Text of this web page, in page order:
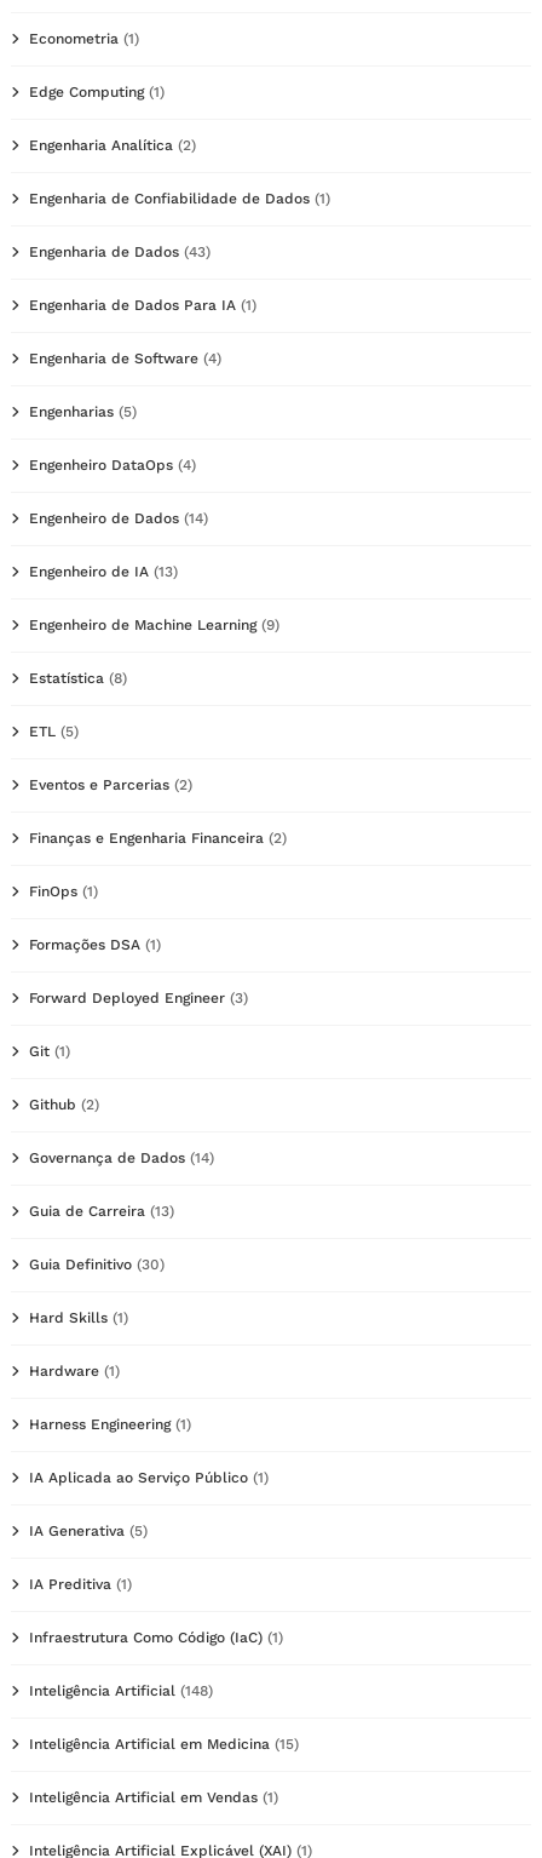
Econometria (1)
Edge Computing(1)
Engenharia Analítica (2)
Engenharia de Confiabilidade de Dados (1)
Engenharia de Dados (43)
Engenharia de Dados Para IA (1)
Engenharia de Software (4)
Engenharias (5)
Engenheiro DataOps (4)
Engenheiro de Dados (14)
Engenheiro de IA (13)
Engenheiro de Machine Learning(9)
Estatística (8)
ETL (5)
Eventos e Parcerias (2)
Finanças e Engenharia Financeira (2)
FinOps (1)
Formações DSA (1)
Forward Deployed Engineer (3)
Git (1)
Github (2)
Governança de Dados (14)
Guia de Carreira (13)
Guia Definitivo (30)
Hard Skills (1)
Hardware (1)
Harness Engineering(1)
IA Aplicada ao Serviço Público (1)
IA Generativa (5)
IA Preditiva (1)
Infraestrutura Como Código (IaC) (1)
Inteligência Artificial (148)
Inteligência Artificial em Medicina (15)
Inteligência Artificial em Vendas (1)
Inteligência Artificial Explicável (XAI) (1)